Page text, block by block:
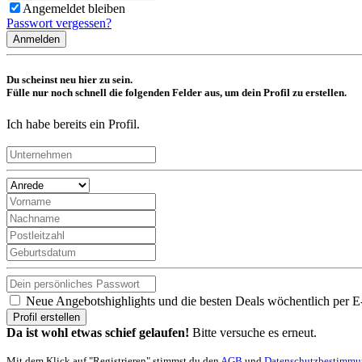
Angemeldet bleiben
Passwort vergessen?
Anmelden
Du scheinst neu hier zu sein.
Fülle nur noch schnell die folgenden Felder aus, um dein Profil zu erstellen.
Ich habe bereits ein Profil.
Neue Angebotshighlights und die besten Deals wöchentlich per
Profil erstellen
Da ist wohl etwas schief gelaufen! Bitte versuche es erneut.